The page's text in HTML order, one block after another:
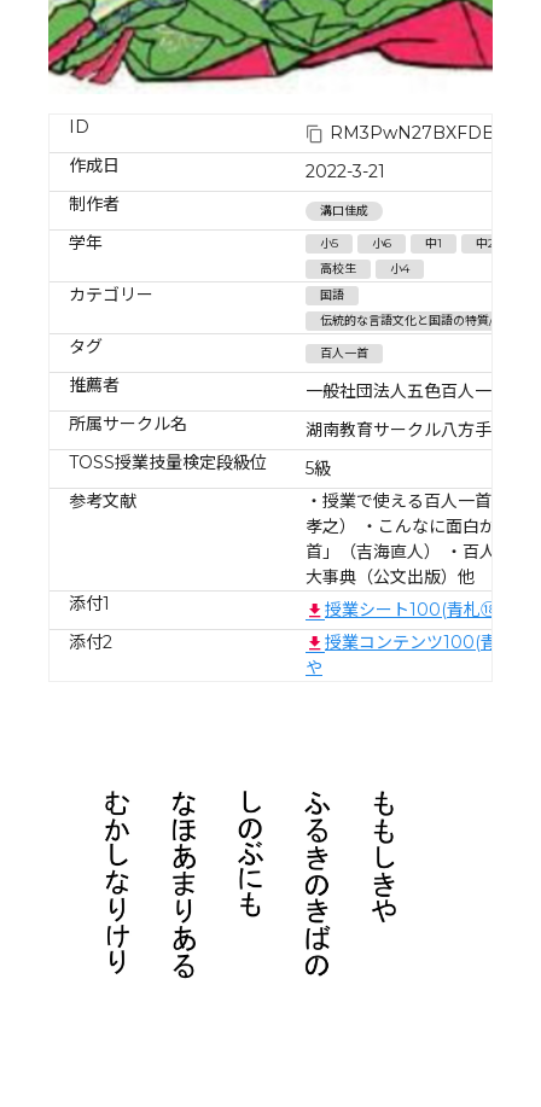
ID
作成日
2022-3-21
制作者
溝口佳成
学年 小5 小6 中1 中2
高校生
小4
カテゴリー
国語
伝統的な言語文化と国語の特質/伝統的
タグ 百人一首
推薦者
一般社団法人五色百人一首協会
所属サークル名
湖南教育サークル八方手裏剣
TOSS授業技量検定段級位
5級
参考文献
・授業で使える百人一首小話
孝之） ・こんなに面白かった
首」（吉海直人） ・百人一首
大事典（公文出版）他
添付1
授業シート100(青札⑱)もも
添付2
授業コンテンツ100(青⑱)
や